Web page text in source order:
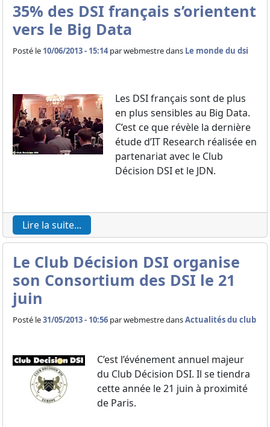
35% des DSI français s’orientent
vers le Big Data
Posté le 10/06/2013 - 15:14 parwebmestre dans Le monde du dsi
Les DSI français sont de plus
en plus sensibles au Big Data.
C’est ce que révèle la dernière
étude d’IT Research réalisée en
partenariat avec le Club
Décision DSI et le JDN.
Lire la suite...
Le Club Décision DSI organise
son Consortium des DSI le 21
juin
Posté le31/05/2013 - 10:56 parwebmestre dansActualités du club
C’est l’événement annuel majeur
du Club Décision DSI. Il se tiendra
cette année le 21 juin à proximité
de Paris.